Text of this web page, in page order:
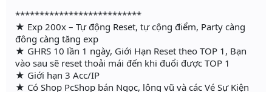
**************************
★ Exp 200x – Tự động Reset, tự cộng điểm, Party càng
đông càng tăng exp
★ GHRS 10 lần 1 ngày, Giới Hạn Reset theo TOP 1, Bạn
vào sau sẽ reset thoải mái đến khi đuổi được TOP 1
★ Giới hạn 3 Acc/IP
★ Có Shop PcShop bán Ngọc, lông vũ và các Vé Sự Kiện